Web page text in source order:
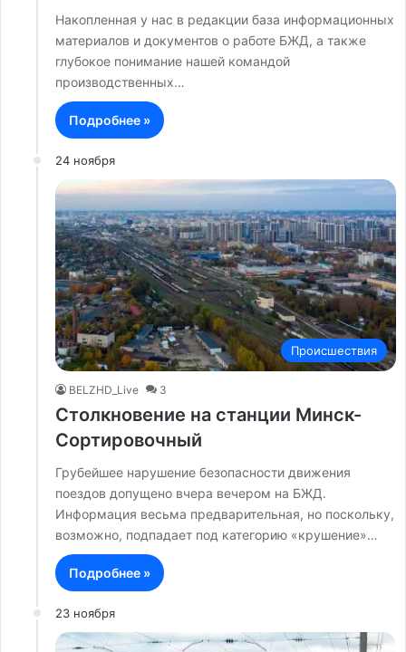
Накопленная у нас в редакции база информационных
материалов и документов о работе БЖД, а также
глубокое понимание нашей командой
производственных…
Подробнее »
24 ноября
Происшествия
BELZHD_Live 3
Столкновение на станции Минск-
Сортировочный
Грубейшее нарушение безопасности движения
поездов допущено вчера вечером на БЖД.
Информация весьма предварительная, но поскольку,
возможно, подпадает под категорию «крушение»…
Подробнее »
23 ноября